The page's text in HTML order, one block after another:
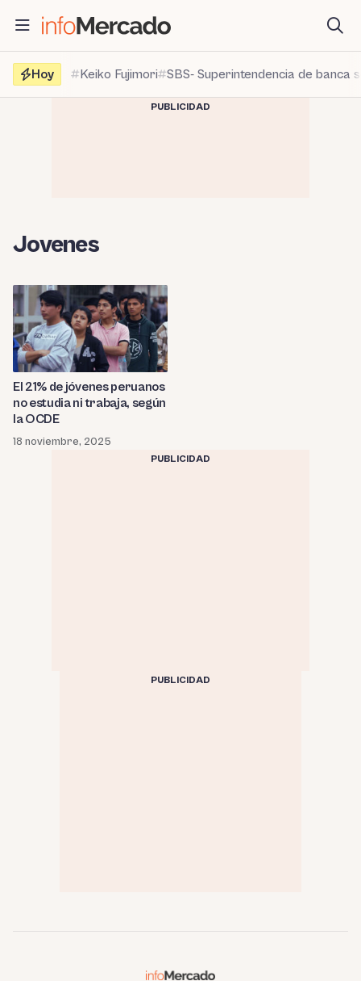
contenido
Hoy
Keiko Fujimori SBS- Superintendencia de banca
PUBLICIDAD
Jovenes
El 21% de jóvenes peruanos
no estudia ni trabaja, según
la OCDE
18 noviembre, 2025
PUBLICIDAD
PUBLICIDAD